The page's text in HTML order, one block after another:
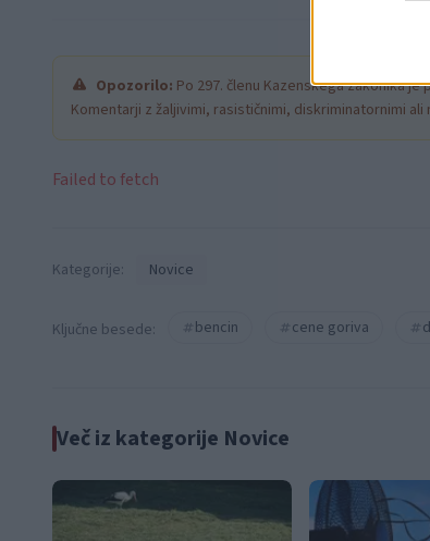
Opozorilo: Po 297. členu Kazenskega zakonika
Komentarji z žaljivimi, rasističnimi, diskriminatornimi
Failed to fetch
Kategorije: Novice
Ključne besede: bencin cene goriva
Več iz kategorije Novice